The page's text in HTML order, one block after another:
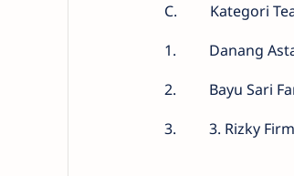
C.
Kategori
1.
Danang
2.
Bayu Sari
3.
3. Rizky